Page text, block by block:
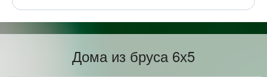
Дома из бруса 6х5